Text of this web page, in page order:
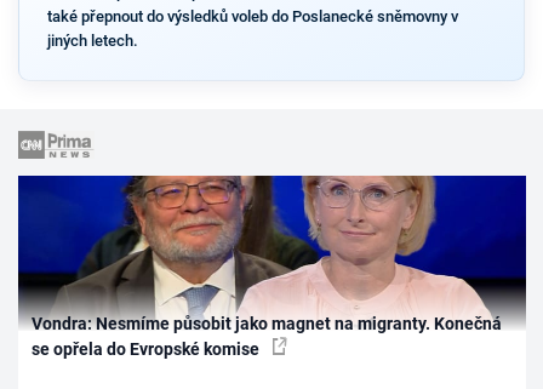
také přepnout do výsledků voleb do Poslanecké sněmovny v
jiných letech.
Vondra: Nesmíme působit jako magnet na migranty. Konečná
se opřela do Evropské komise